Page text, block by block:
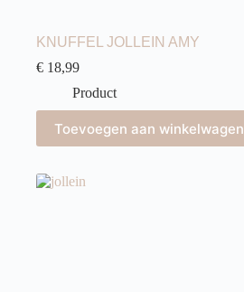
KNUFFEL JOLLEIN AMY
€ 18,99
Product
Toevoegen aan winkelwagen